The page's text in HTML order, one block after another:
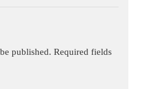
published. Required fields